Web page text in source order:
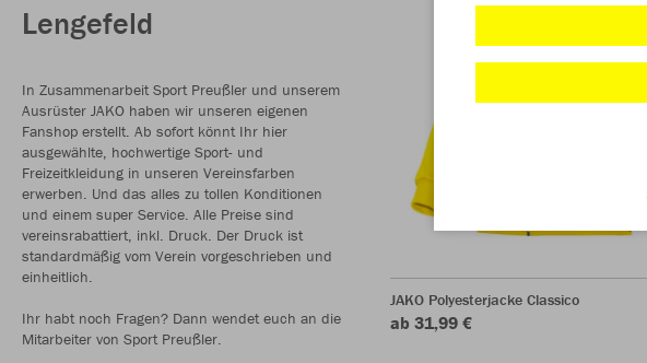
Lengefeld
In Zusammenarbeit Sport Preußler und unserem
Ausrüster JAKO haben wir unseren eigenen
Fanshop erstellt. Ab sofort könnt Ihr hier
ausgewählte, hochwertige Sport- und
Freizeitkleidung in unseren Vereinsfarben
erwerben. Und das alles zu tollen Konditionen
und einem super Service. Alle Preise sind
vereinsrabattiert, inkl. Druck. Der Druck ist
standardmäßig vom Verein vorgeschrieben und
einheitlich.
Ihr habt noch Fragen? Dann wendet euch an die
Mitarbeiter von Sport Preußler.
JAKO Polyesterjacke Classico
ab 31,99 €